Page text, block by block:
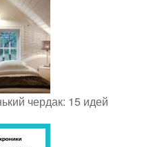
чердак: 15 идей